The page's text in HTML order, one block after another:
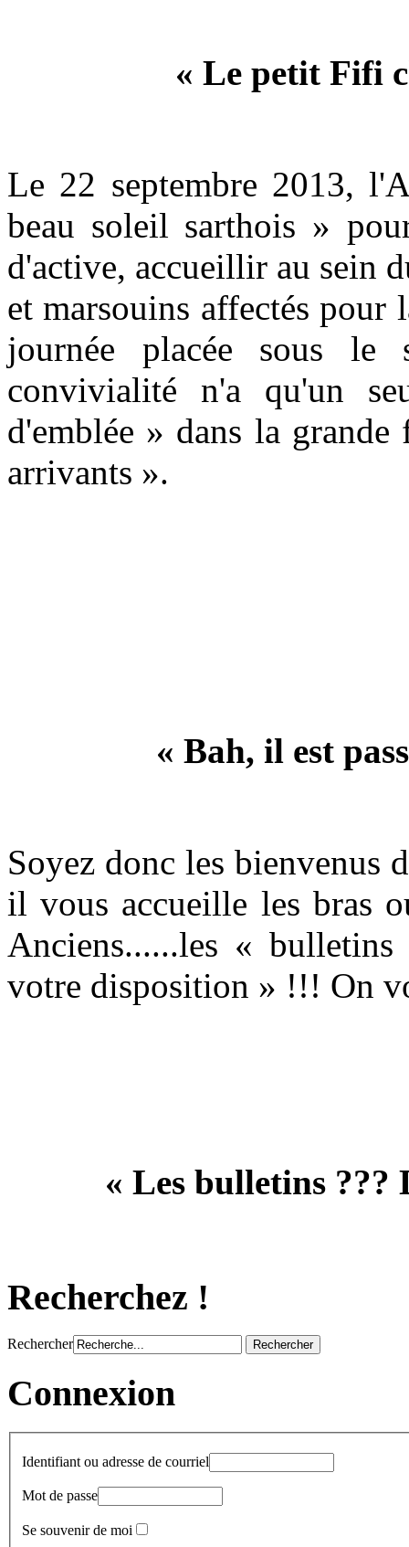
« Le petit Fifi
Le 22 septembre 2013,
beau soleil sarthois »
d'active, accueillir au sein
et marsouins affectés pour
journée placée sous
convivialité n'a qu'un
d'emblée » dans la
arrivants ».
« Bah, il est
Soyez donc les bienvenus
il vous accueille les bras
Anciens......les «
votre disposition » !!! On
« Les bulletins ???
Recherchez !
Rechercher
Connexion
Identifiant ou adresse de courriel
Mot de passe
Se souvenir de moi